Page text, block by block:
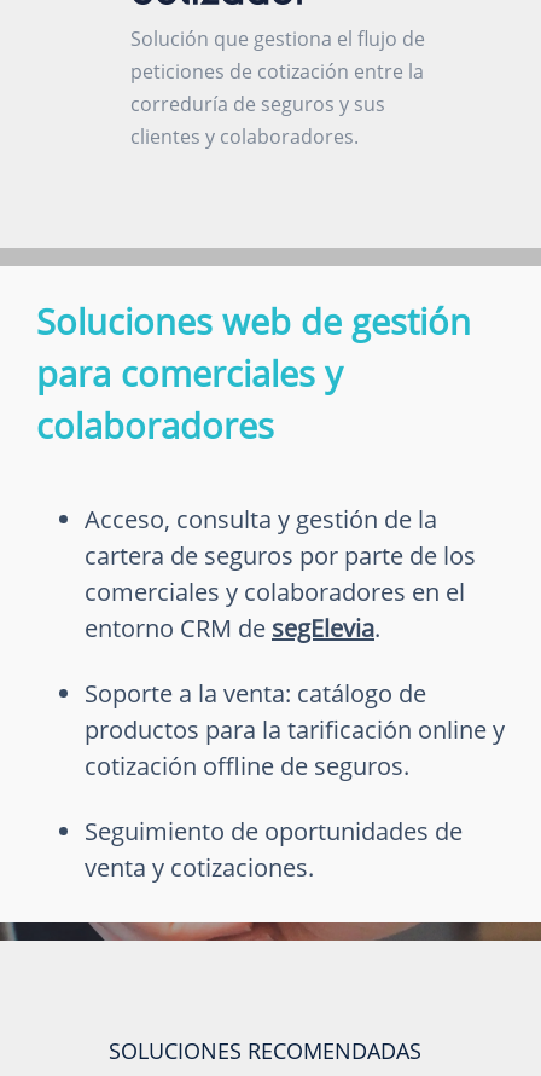
Solución que gestiona el flujo de
peticiones de cotización entre la
correduría de seguros y sus
clientes y colaboradores.
Soluciones web de gestión
para comerciales y
colaboradores
Acceso, consulta y gestión de la
cartera de seguros por parte de los
comerciales y colaboradores en el
entorno CRM de segElevia.
Soporte a la venta: catálogo de
productos para la tarificación online y
cotización offline de seguros.
Seguimiento de oportunidades de
venta y cotizaciones.
SOLUCIONES RECOMENDADAS